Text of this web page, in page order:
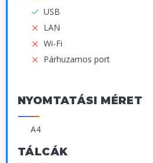
USB
LAN
Wi-Fi
Párhuzamos port
NYOMTATÁSI MÉRET
A4
TÁLCÁK